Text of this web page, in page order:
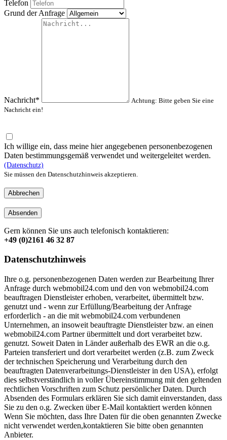
Telefon
Grund der Anfrage
Nachricht*
Achtung: Bitte geben Sie eine
Nachricht ein!
Ich willige ein, dass meine hier angegebenen personenbezogenen
Daten bestimmungsgemäß verwendet und weitergeleitet werden.
(Datenschutz)
Sie müssen den Datenschutzhinweis akzeptieren.
Abbrechen
Absenden
Gern können Sie uns auch telefonisch kontaktieren:
+49 (0)2161 46 32 87
Datenschutzhinweis
Ihre o.g. personenbezogenen Daten werden zur Bearbeitung Ihrer
Anfrage durch webmobil24.com und den von webmobil24.com
beauftragen Dienstleister erhoben, verarbeitet, übermittelt bzw.
genutzt und - wenn zur Erfüllung/Bearbeitung der Anfrage
erforderlich - an die mit webmobil24.com verbundenen
Unternehmen, an insoweit beauftragte Dienstleister bzw. an einen
webmobil24.com Partner übermittelt und dort verarbeitet bzw.
genutzt. Soweit Daten in Länder außerhalb des EWR an die o.g.
Parteien transferiert und dort verarbeitet werden (z.B. zum Zweck
der technischen Speicherung und Verarbeitung durch den
beauftragten Datenverarbeitungs-Dienstleister in den USA), erfolgt
dies selbstverständlich in voller Übereinstimmung mit den geltenden
rechtlichen Vorschriften zum Schutz persönlicher Daten. Durch
Absenden des Formulars erklären Sie sich damit einverstanden, dass
Sie zu den o.g. Zwecken über E-Mail kontaktiert werden können
Wenn Sie möchten, dass Ihre Daten für die oben genannten Zwecke
nicht verwendet werden,kontaktieren Sie bitte oben genannten
Anbieter.